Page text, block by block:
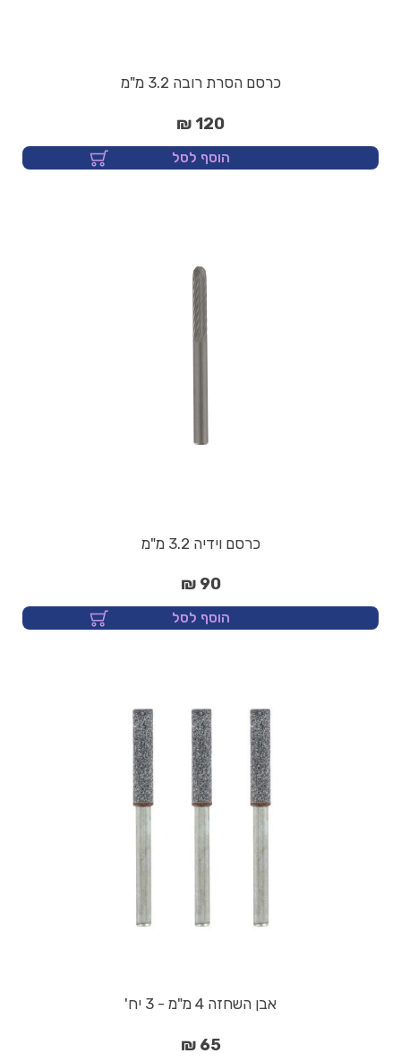
כרסם הסרת רובה 3.2 מ"מ
120 ₪
הוסף לסל
כרסם וידיה 3.2 מ"מ
90 ₪
הוסף לסל
אבן השחזה 4 מ"מ - 3 יח'
65 ₪